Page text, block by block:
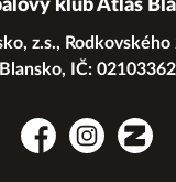
klub Atlas
z.s.,
Blansko, IČ: 02103362
FacebookInstagram